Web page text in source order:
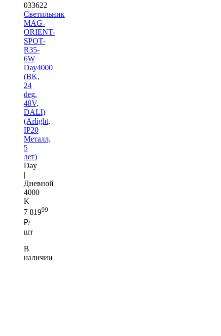
033622
Светильник
MAG-
ORIENT-
SPOT-
R35-
6W
Day4000
(BK,
24
deg,
48V,
DALI)
(Arlight,
IP20
Металл,
5
лет)
Day
|
Дневной
4000
K
7 81999
₽/
шт
В
наличии